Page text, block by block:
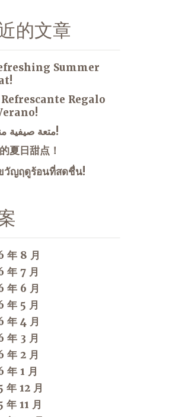
的文章
Summer
Refrescante Regalo
متعة صيفية منعشة!
夏日甜点！
วัญฤดูร้อนที่สดชื่น!
年 8 月
年 7 月
年 6 月
年 5 月
年 4 月
年 3 月
年 2 月
年 1 月
年 12 月
年 11 月